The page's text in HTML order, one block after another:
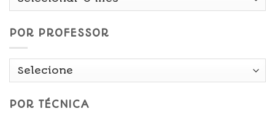
POR PROFESSOR
POR TÉCNICA